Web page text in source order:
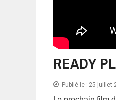
READY
Publié le : 25 juillet